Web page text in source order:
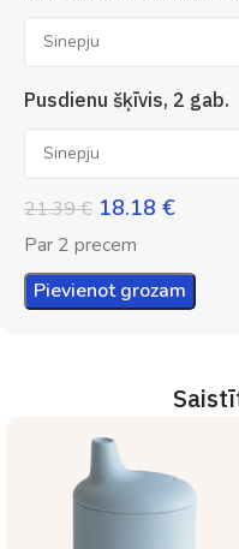
Pusdienu šķīvis, 2 gab.
21.39€ 18.18 €
Par 2 precem
Pievienot grozam